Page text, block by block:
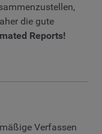
die gute
Reports!
Verfassen